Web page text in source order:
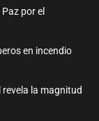
por el
en incendio
la magnitud